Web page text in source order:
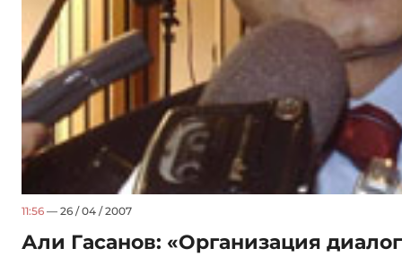
11:56 — 26 / 04 / 2007
Али Гасанов: «Организация